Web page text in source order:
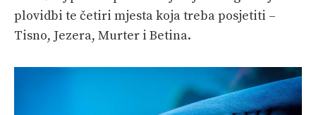
plovidbi te četiri mjesta koja treba posjetiti –
Tisno, Jezera, Murter i Betina.